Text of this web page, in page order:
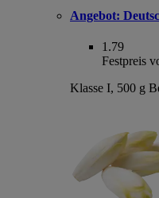
Angebot:
1.79
Festpreis
Klasse I, 500 g